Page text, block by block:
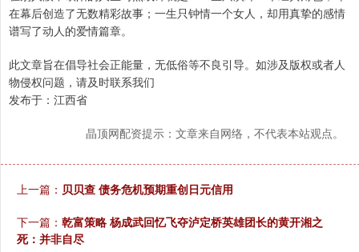
在幕后创造了无数精彩故事；一生只钟情一个女人，却用真挚的感情
谱写了动人的爱情篇章。
此文章旨在倡导社会正能量，无低俗等不良引导。如涉及版权或者人
物侵权问题，请及时联系我们
发布于：江西省
晶顶网配资提示：文章来自网络，不代表本站观点。
上一篇： 贝贝查 债务危机预期重创日元信用
下一篇： 乾富策略 杨成武回忆飞夺泸定桥英雄团长的黄开湘之
死：并非自尽